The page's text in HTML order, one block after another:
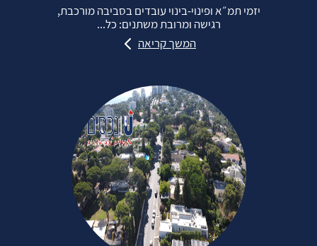
יזמי תמ״א ופינוי‑בינוי עובדים בסביבה מורכבת,
רגישה ומרובת משתנים: כל...
המשך קריאה